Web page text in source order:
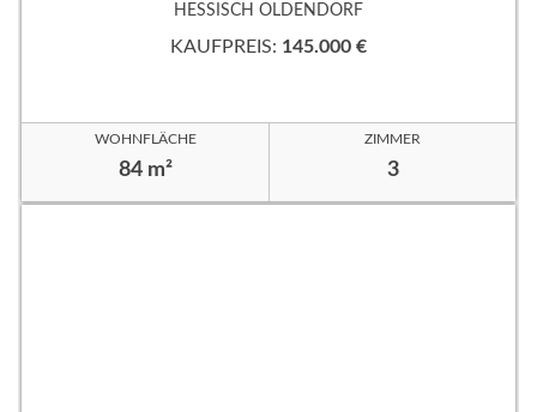
HESSISCH OLDENDORF
KAUFPREIS: 145.000 €
WOHNFLÄCHE
84 m²
ZIMMER
3